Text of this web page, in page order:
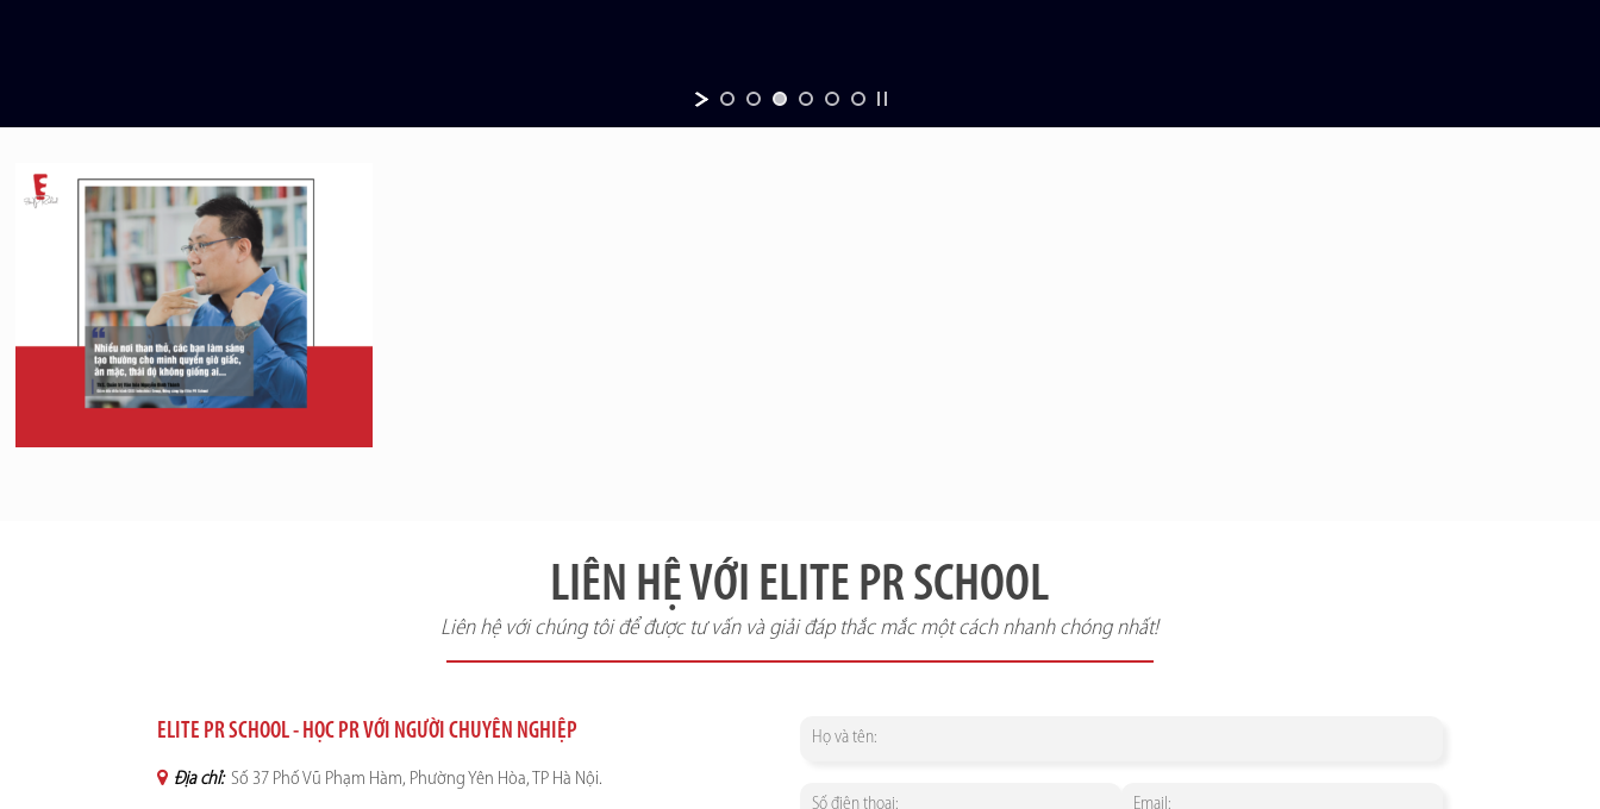
LIÊN HỆ VỚI ELITE PR SCHOOL
Liên hệ với chúng tôi để được tư vấn và giải đáp thắc mắc một cách nhanh chóng nhất!
ELITE PR SCHOOL - HỌC PR VỚI NGƯỜI CHUYÊN NGHIỆP
Địa chỉ: Số 37 Phố Vũ Phạm Hàm, Phường Yên Hòa, TP Hà Nội.